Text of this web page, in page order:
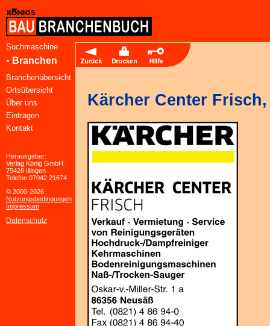
Suchmaschine
• Branchen
Branchenübersicht
Ortsübersicht
Über uns
Eintragen
Kontakt
Herausgeber:
Verlag König GmbH
75428 Illingen
Telefon 07042 21674
© 2000-2026
Nutzungsbedingungen
Impressum
Datenschutz
Kärcher Center